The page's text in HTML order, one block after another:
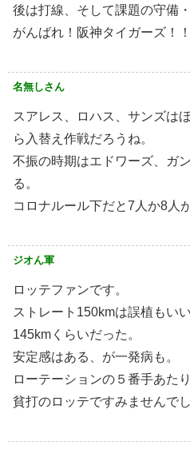
後は打線、そして課題の守備・
がんばれ！阪神タイガーズ！！
名無しさん
スアレス、ロハス、サンズは
ら入替え作戦だろうね。
不振の時期はエドワーズ、ガ
る。
コロナルール下だと7人か8人
ジオん軍
ロッテファンです。
ストレート150kmは誤植もい
145kmくらいだった。
安定感はある、が一発病も。
ローテーションの５番手あた
貧打のロッテですみませんで